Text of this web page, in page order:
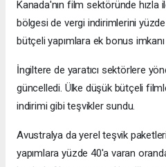
Kanada'nın film sektöründe hızla
bölgesi de vergi indirimlerini yüzde
bütçeli yapımlara ek bonus
İngiltere de yaratıcı sektörlere
güncelledi. Ülke düşük bütçeli
indirimi gibi teşvikler sundu.
Avustralya da yerel teşvik
yapımlara yüzde 40'a varan